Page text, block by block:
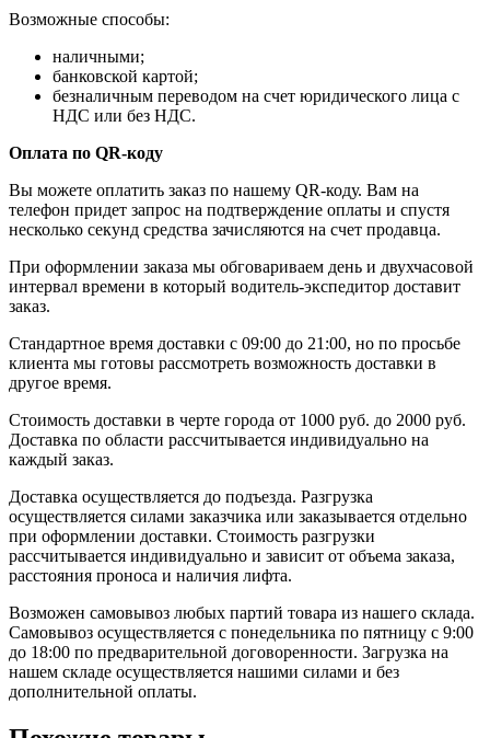
Возможные способы:
наличными;
банковской картой;
безналичным переводом на счет юридического лица с
НДС или без НДС.
Оплата по QR-коду
Вы можете оплатить заказ по нашему QR-коду. Вам на
телефон придет запрос на подтверждение оплаты и спустя
несколько секунд средства зачисляются на счет продавца.
При оформлении заказа мы обговариваем день и двухчасовой
интервал времени в который водитель-экспедитор доставит
заказ.
Стандартное время доставки с 09:00 до 21:00, но по просьбе
клиента мы готовы рассмотреть возможность доставки в
другое время.
Стоимость доставки в черте города от 1000 руб. до 2000 руб.
Доставка по области рассчитывается индивидуально на
каждый заказ.
Доставка осуществляется до подъезда. Разгрузка
осуществляется силами заказчика или заказывается отдельно
при оформлении доставки. Стоимость разгрузки
рассчитывается индивидуально и зависит от объема заказа,
расстояния проноса и наличия лифта.
Возможен самовывоз любых партий товара из нашего склада.
Самовывоз осуществляется с понедельника по пятницу с 9:00
до 18:00 по предварительной договоренности. Загрузка на
нашем складе осуществляется нашими силами и без
дополнительной оплаты.